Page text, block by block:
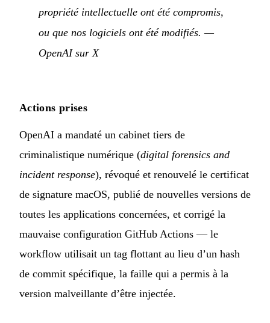
propriété intellectuelle ont été compromis,
ou que nos logiciels ont été modifiés. —
OpenAI sur X
Actions prises
OpenAI a mandaté un cabinet tiers de
criminalistique numérique (digital forensics and
incident response), révoqué et renouvelé le certificat
de signature macOS, publié de nouvelles versions de
toutes les applications concernées, et corrigé la
mauvaise configuration GitHub Actions — le
workflow utilisait un tag flottant au lieu d’un hash
de commit spécifique, la faille qui a permis à la
version malveillante d’être injectée.